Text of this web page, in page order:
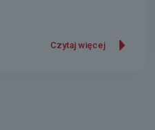
Czytaj więcej